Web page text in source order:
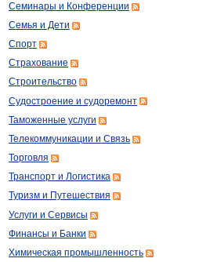
Семинары и Конференции
Семья и Дети
Спорт
Страхование
Строительство
Судостроение и судоремонт
Таможенные услуги
Телекоммуникации и Связь
Торговля
Транспорт и Логистика
Туризм и Путешествия
Услуги и Сервисы
Финансы и Банки
Химическая промышленность